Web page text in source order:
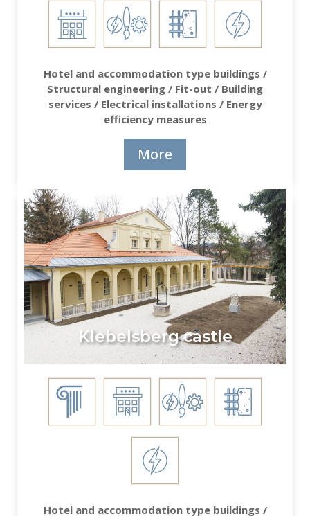
Hotel and accommodation type buildings /
Structural engineering / Fit-out / Building
services / Electrical installations / Energy
efficiency measures
More
Klebelsberg castle
Hotel and accommodation type buildings /